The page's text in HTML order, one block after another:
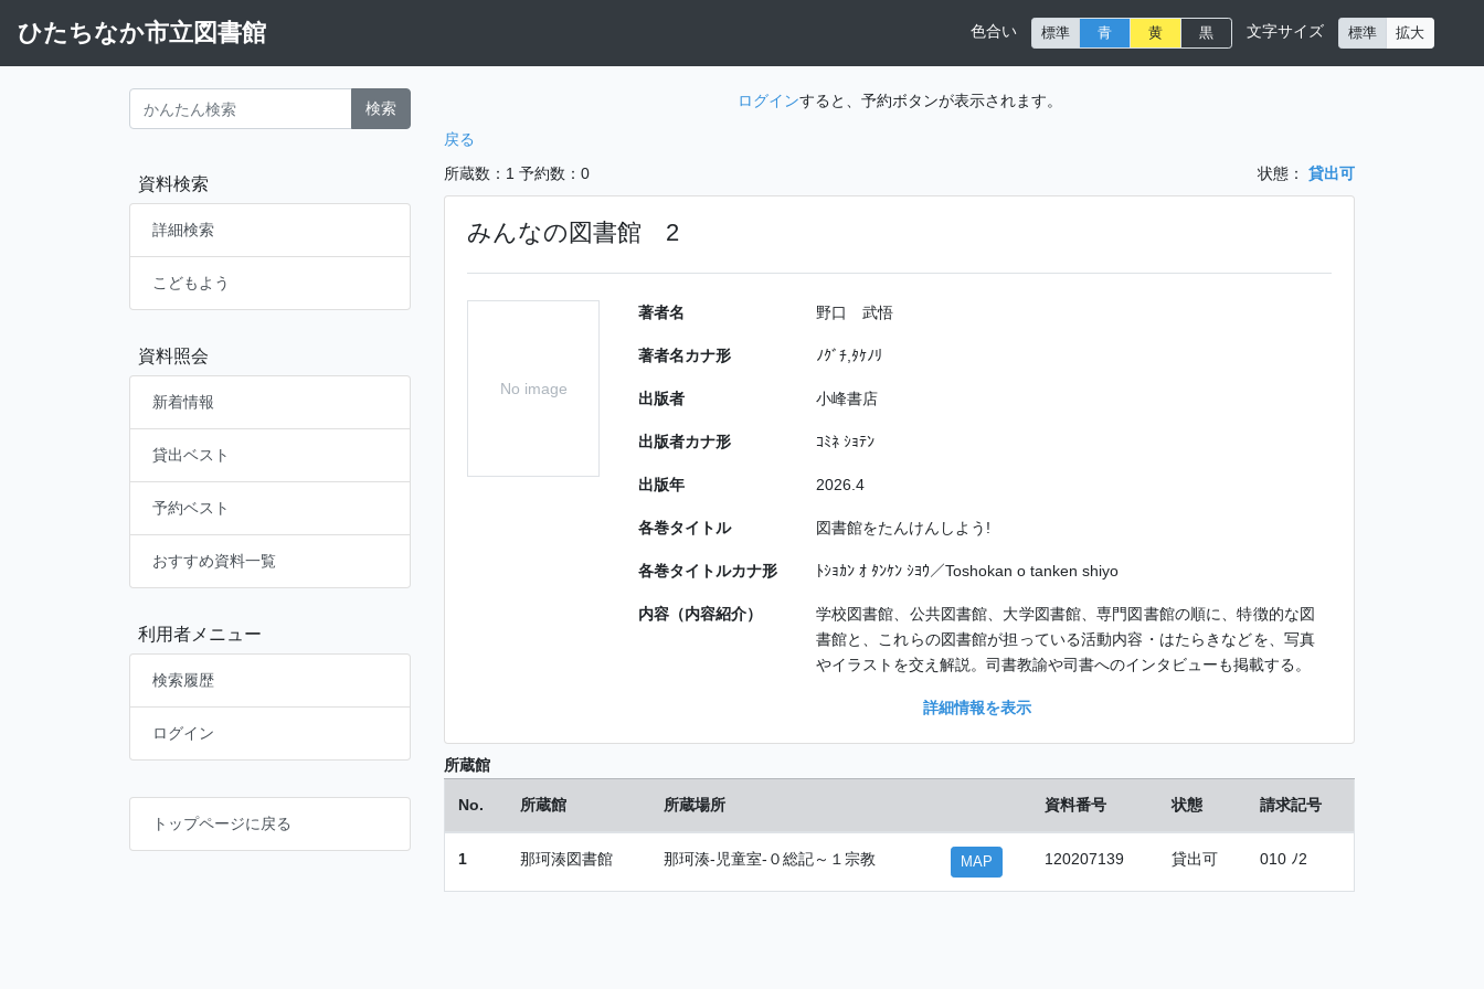
ひたちなか市立図書館 色合い 標準 青 黄 黒 文字サイズ 標準 拡大
検索
資料検索
詳細検索
こどもよう
資料照会
新着情報
貸出ベスト
予約ベスト
おすすめ資料一覧
利用者メニュー
検索履歴
ログイン
トップページに戻る
ログインすると、予約ボタンが表示されます。
戻る
所蔵数：1 予約数：0 状態： 貸出可
みんなの図書館 2
No image
著者名 野口 武悟
著者名カナ形 ﾉｸﾞﾁ,ﾀｹﾉﾘ
出版者 小峰書店
出版者カナ形 ｺﾐﾈ ｼｮﾃﾝ
出版年 2026.4
各巻タイトル 図書館をたんけんしよう!
各巻タイトルカナ形 ﾄｼｮｶﾝ ｵ ﾀﾝｹﾝ ｼﾖｳ／Toshokan o tanken shiyo
内容（内容紹介）
学校図書館、公共図書館、大学図書館、専門図書館の順に、特徴的な図
書館と、これらの図書館が担っている活動内容・はたらきなどを、写真
やイラストを交え解説。司書教諭や司書へのインタビューも掲載する。
詳細情報を表示
所蔵館
No. 所蔵館 所蔵場所 資料番号 状態 請求記号
1 那珂湊図書館 那珂湊-児童室-０総記～１宗教 MAP 120207139 貸出可 010 ﾉ2